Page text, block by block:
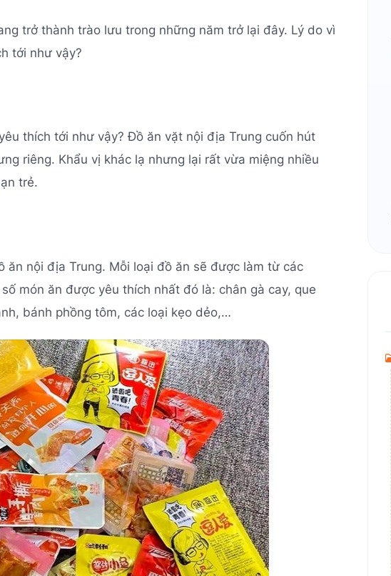
trở thành trào lưu trong những năm trở lại đây. Lý do vì
tới như vậy?
thích tới như vậy? Đồ ăn vặt nội địa Trung cuốn hút
riêng. Khẩu vị khác lạ nhưng lại rất vừa miệng nhiều
trẻ.
ăn nội địa Trung. Mỗi loại đồ ăn sẽ được làm từ các
món ăn được yêu thích nhất đó là: chân gà cay, que
bánh phồng tôm, các loại kẹo dẻo,…